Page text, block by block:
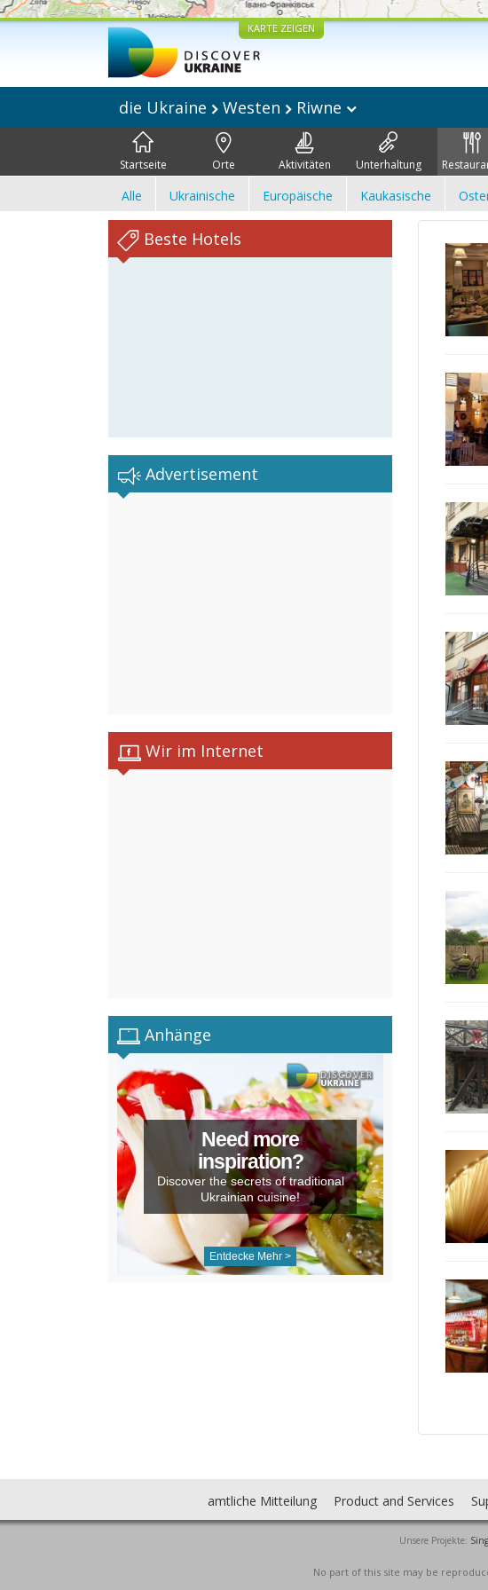
KARTE ZEIGEN
die Ukraine Westen Riwne
Startseite Orte Aktivitäten Unterhaltung
Alle Ukrainische Europäische Kaukasische
Beste Hotels
Advertisement
Wir im Internet
Anhänge
Need more
inspiration?
Discover the secrets of traditional
Ukrainian cuisine!
Entdecke Mehr >
amtliche Mitteilung Product and Services
Unsere Projekte:
No part of this site may be